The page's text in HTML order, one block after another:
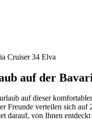
Cruiser 34 Elva
auf der
auf dieser
Freunde verteilen sich
darauf, von Ihnen